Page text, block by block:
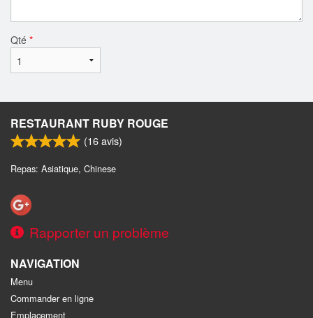
Qté *
RESTAURANT RUBY ROUGE
(16avis)
Repas: Asiatique, Chinese
Rapporter un problème
NAVIGATION
Menu
Commander en ligne
Emplacement